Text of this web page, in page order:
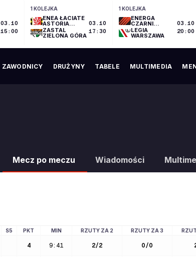
03.10
15:00
1 KOLEJKA
ENEA ŁACIATE
ASTORIA
BYDGOSZCZ
ZASTAL
ZIELONA GÓRA
03.10
17:30
1 KOLEJKA
ENERGA
CZARNI
SŁUPSK
LEGIA
WARSZAWA
03.10
20:00
ZAWODNICY DRUŻYNY TABELE MULTIMEDIA
Mecz po meczu Wiadomości
S5 PKT MIN RZUTY ZA 2 RZUTY ZA 3
4 9:41 2/2 0/0